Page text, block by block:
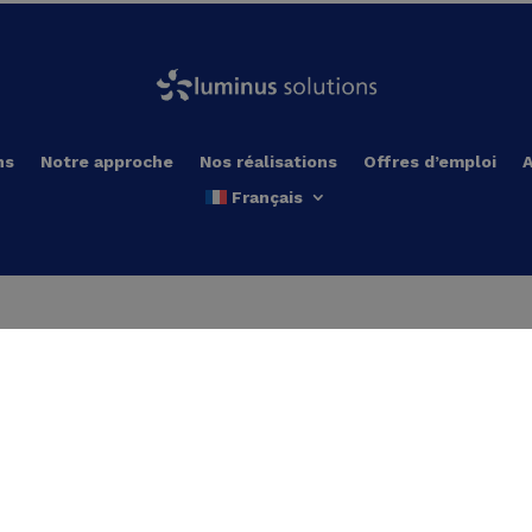
Notre approche Nos réalisations Offres d’emploi
Français